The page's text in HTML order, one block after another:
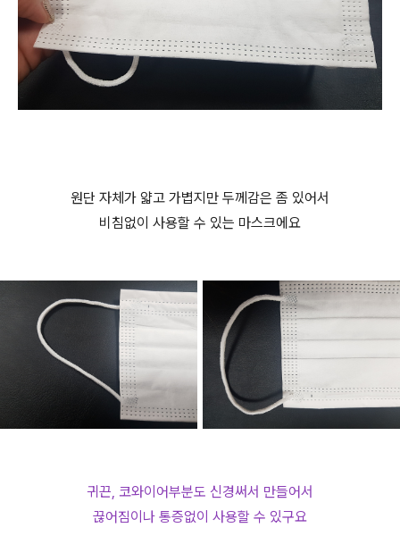
원단 자체가 얇고 가볍지만 두께감은 좀 있어서
비침없이 사용할 수 있는 마스크에요
귀끈, 코와이어부분도 신경써서 만들어서
끊어짐이나 통증없이 사용할 수 있구요